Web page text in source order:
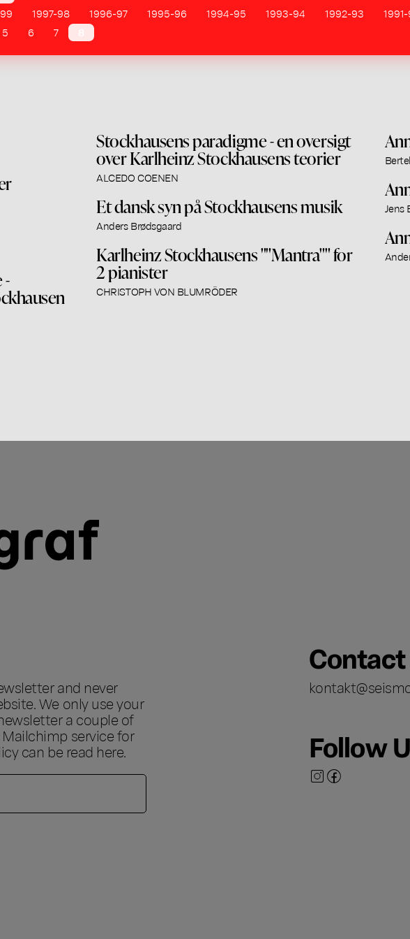
1997-98 1996-97 1995-96 1994-95 1993-94 1992-93
5 6 7
-
Stockhausens paradigme - en oversigt
over Karlheinz Stockhausens teorier
ALCEDO COENEN
Et dansk syn på Stockhausens musik
Anders Brødsgaard
Karlheinz Stockhausens ""Mantra"" for
2 pianister
CHRISTOPH VON BLUMRÖDER
Jens
and never
We only use your
a couple of
service for
can be read here.
Contact
Follow